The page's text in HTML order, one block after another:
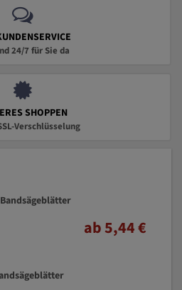
24/7 für Sie da
SHOPPEN
Verschlüsselung
ab 5,44 €